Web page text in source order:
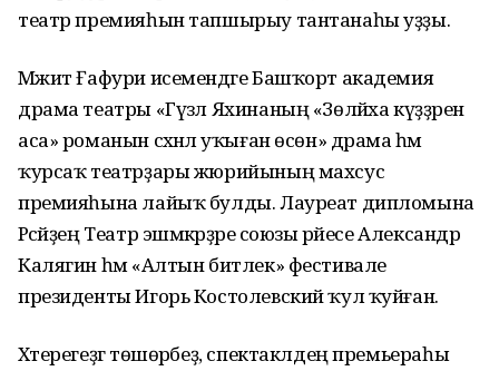
театр премияһын тапшырыу тантанаһы уҙҙы.
Мәжит Ғафури исемендәге Башҡорт академия
драма театры «Гүзәл Яхинаның «Зөләйха күҙҙәрен
аса» романын сәхнәлә уҡыған өсөн» драма һәм
ҡурсаҡ театрҙары жюрийының махсус
премияһына лайыҡ булды. Лауреат дипломына
Рәсәйҙең Театр эшмәкәрҙәре союзы рәйесе Александр
Калягин һәм «Алтын битлек» фестивале
президенты Игорь Костолевский ҡул ҡуйған.
Хәтерегеҙгә төшөрәбеҙ, спектаклдең премьераһы